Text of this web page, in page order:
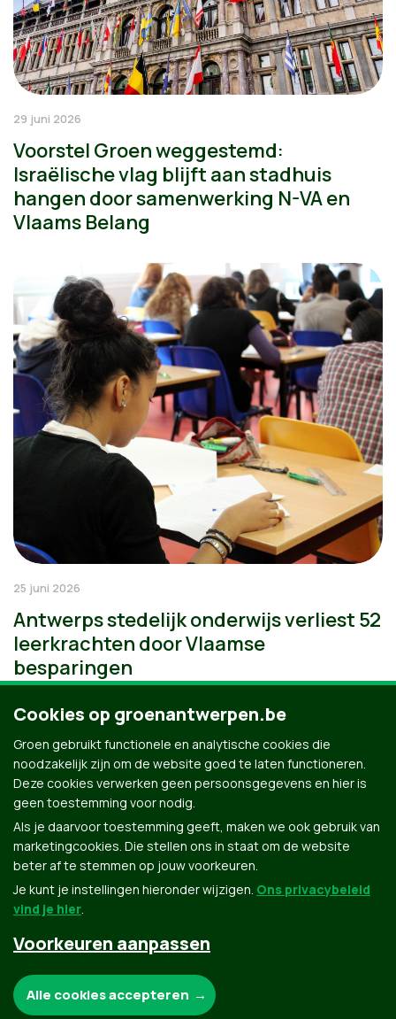
29 juni 2026
Voorstel Groen weggestemd:
Israëlische vlag blijft aan stadhuis
hangen door samenwerking N-VA en
Vlaams Belang
25 juni 2026
Antwerps stedelijk onderwijs verliest 52
leerkrachten door Vlaamse
besparingen
Groen.be
Cookies op groenantwerpen.be
Groen gebruikt functionele en analytische cookies die
noodzakelijk zijn om de website goed te laten functioneren.
Deze cookies verwerken geen persoonsgegevens en hier is
geen toestemming voor nodig.
Als je daarvoor toestemming geeft, maken we ook gebruik van
marketingcookies. Die stellen ons in staat om de website
beter af te stemmen op jouw voorkeuren.
Je kunt je instellingen hieronder wijzigen. Ons privacybeleid
vind je hier.
Voorkeuren aanpassen
Alle cookies accepteren